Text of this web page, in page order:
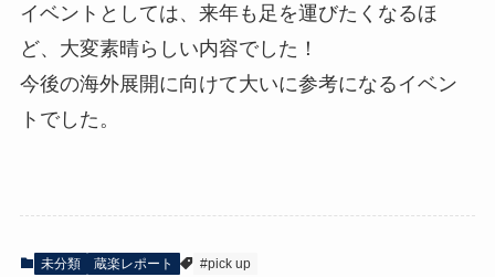
イベントとしては、来年も足を運びたくなるほ
ど、大変素晴らしい内容でした！
今後の海外展開に向けて大いに参考になるイベン
トでした。
未分類 蔵楽レポート #pick up